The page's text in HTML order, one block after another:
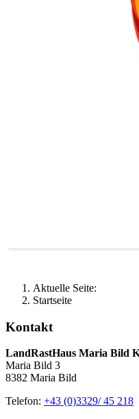
Aktuelle Seite:
Startseite
Kontakt
LandRastHaus Maria Bild
Maria Bild 3
8382 Maria Bild
Telefon: +43 (0)3329/ 45 218